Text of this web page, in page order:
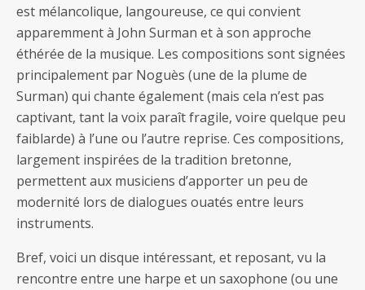
est mélancolique, langoureuse, ce qui convient
apparemment à John Surman et à son approche
éthérée de la musique. Les compositions sont signées
principalement par Noguès (une de la plume de
Surman) qui chante également (mais cela n’est pas
captivant, tant la voix paraît fragile, voire quelque peu
faiblarde) à l’une ou l’autre reprise. Ces compositions,
largement inspirées de la tradition bretonne,
permettent aux musiciens d’apporter un peu de
modernité lors de dialogues ouatés entre leurs
instruments.
Bref, voici un disque intéressant, et reposant, vu la
rencontre entre une harpe et un saxophone (ou une